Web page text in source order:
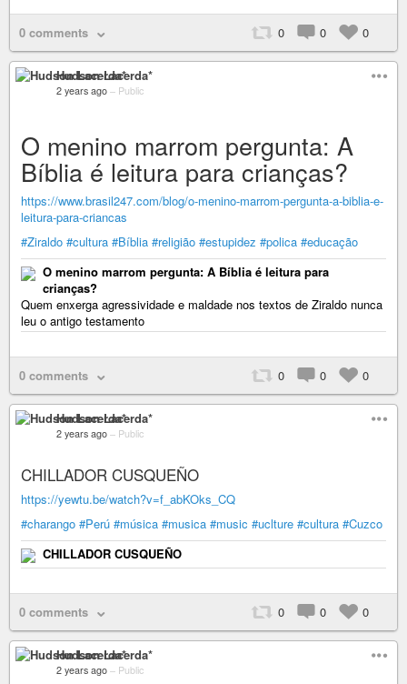
0 comments 0 0 0
Hudson Lacerda*
2 years ago – Public
O menino marrom pergunta: A
Bíblia é leitura para crianças?
https://www.brasil247.com/blog/o-menino-marrom-pergunta-a-biblia-e-
leitura-para-criancas
#Ziraldo #cultura #Bíblia #religião #estupidez #polica #educação
O menino marrom pergunta: A Bíblia é leitura para
crianças?
Quem enxerga agressividade e maldade nos textos de Ziraldo nunca
leu o antigo testamento
0 comments 0 0 0
Hudson Lacerda*
2 years ago – Public
CHILLADOR CUSQUEÑO
https://yewtu.be/watch?v=f_abKOks_CQ
#charango #Perú #música #musica #music #uclture #cultura #Cuzco
CHILLADOR CUSQUEÑO
0 comments 0 0 0
Hudson Lacerda*
2 years ago – Public